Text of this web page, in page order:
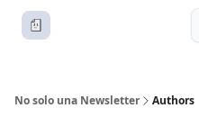
No solo una Newsletter Authors